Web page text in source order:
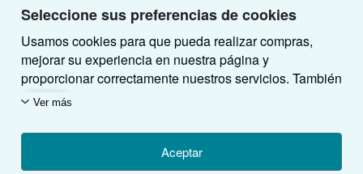
Seleccione sus preferencias de cookies
Usamos cookies para que pueda realizar compras,
mejorar su experiencia en nuestra página y
proporcionar correctamente nuestros servicios. También
utilizamos cookies para comprender el modo en que los
midiendo las visitas al sitio) y así poder realizar
mejoras. Si está de acuerdo, también utilizaremos
Ver más
Aceptar
Colecciones
Mi cuenta
Mis pedidos
Ver carrito
Comenzar a vender
Únase a nuestro programa de afiliados
Recomiende un vendedor
Sobre nosotros
Sobre IberLibro
Medios
Empleo
Política de Privacidad
Obtener Ayuda
Preguntas frecuentes y guías
Atención al Cliente
Otras compañías de AbeBooks
AbeBooks.com
AbeBooks.co.uk
Siga a IberLibro